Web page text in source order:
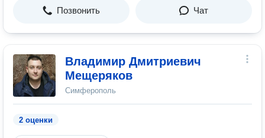
Позвонить Чат
Владимир Дмитриевич
Мещеряков
Симферополь
2 оценки